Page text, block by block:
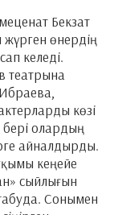
Бекзат
өнердің
келеді.
театрына
көзі
бері олардың
айналдырды.
кеңейе
сыйлығын
Сонымен